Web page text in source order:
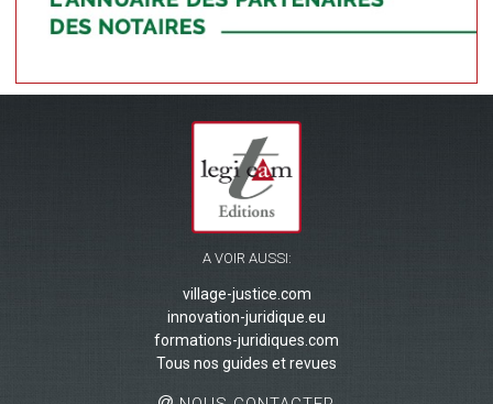
A VOIR AUSSI:
village-justice.com
innovation-juridique.eu
formations-juridiques.com
Tous nos guides et revues